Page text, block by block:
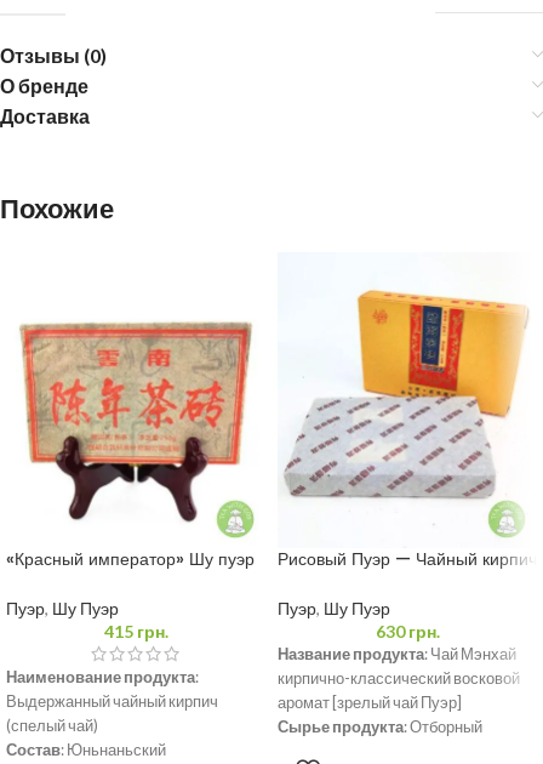
Отзывы (0)
О бренде
Доставка
Похожие
«Красный император» Шу пуэр
Пуэр, Шу Пуэр
415грн.
Наименование продукта:
Выдержанный чайный кирпич
(спелый чай)
Состав: Юньнаньский
Рисовый Пуэр — Чайный кирпич
Пуэр, Шу Пуэр
630грн.
Название продукта: Чай Мэнхай
кирпично-классический восковой
аромат [зрелый чай Пуэр]
Сырье продукта: Отборный